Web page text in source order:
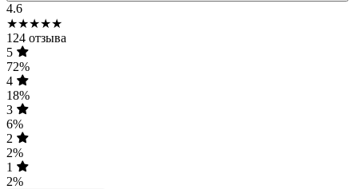
4.6
★★★★★
124 отзыва
5
72%
4
18%
3
6%
2
2%
1
2%